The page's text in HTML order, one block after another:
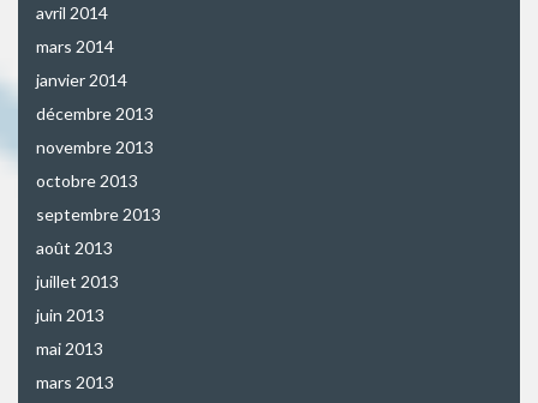
avril 2014
mars 2014
janvier 2014
décembre 2013
novembre 2013
octobre 2013
septembre 2013
août 2013
juillet 2013
juin 2013
mai 2013
mars 2013